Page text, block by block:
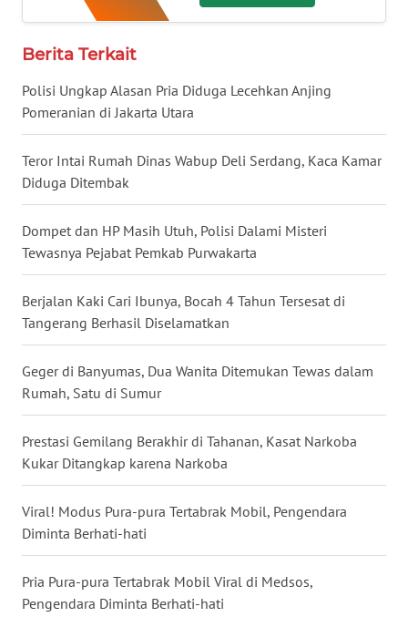
Berita Terkait
Polisi Ungkap Alasan Pria Diduga Lecehkan Anjing
Pomeranian di Jakarta Utara
Teror Intai Rumah Dinas Wabup Deli Serdang, Kaca Kamar
Diduga Ditembak
Dompet dan HP Masih Utuh, Polisi Dalami Misteri
Tewasnya Pejabat Pemkab Purwakarta
Berjalan Kaki Cari Ibunya, Bocah 4 Tahun Tersesat di
Tangerang Berhasil Diselamatkan
Geger di Banyumas, Dua Wanita Ditemukan Tewas dalam
Rumah, Satu di Sumur
Prestasi Gemilang Berakhir di Tahanan, Kasat Narkoba
Kukar Ditangkap karena Narkoba
Viral! Modus Pura-pura Tertabrak Mobil, Pengendara
Diminta Berhati-hati
Pria Pura-pura Tertabrak Mobil Viral di Medsos,
Pengendara Diminta Berhati-hati
SUMBAR
SUMSEL
WN
BENGKULU
WN
LAMPUNG
WN
WN
WN
BALI
WN